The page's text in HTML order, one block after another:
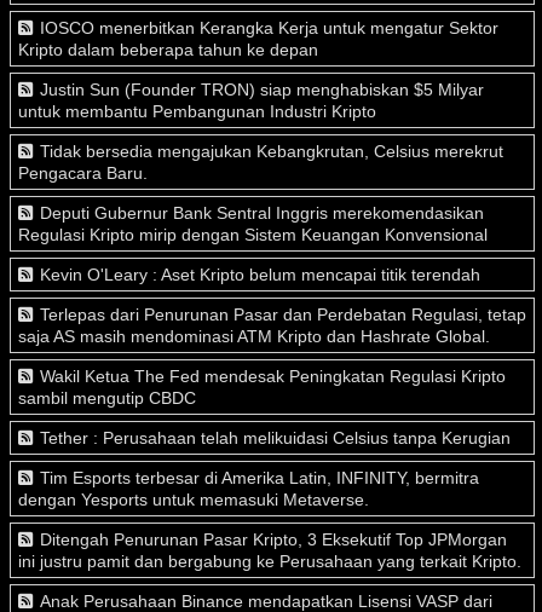
IOSCO menerbitkan Kerangka Kerja untuk mengatur Sektor
Kripto dalam beberapa tahun ke depan
Justin Sun (Founder TRON) siap menghabiskan $5 Milyar
untuk membantu Pembangunan Industri Kripto
Tidak bersedia mengajukan Kebangkrutan, Celsius merekrut
Pengacara Baru.
Deputi Gubernur Bank Sentral Inggris merekomendasikan
Regulasi Kripto mirip dengan Sistem Keuangan Konvensional
Kevin O'Leary : Aset Kripto belum mencapai titik terendah
Terlepas dari Penurunan Pasar dan Perdebatan Regulasi, tetap
saja AS masih mendominasi ATM Kripto dan Hashrate Global.
Wakil Ketua The Fed mendesak Peningkatan Regulasi Kripto
sambil mengutip CBDC
Tether : Perusahaan telah melikuidasi Celsius tanpa Kerugian
Tim Esports terbesar di Amerika Latin, INFINITY, bermitra
dengan Yesports untuk memasuki Metaverse.
Ditengah Penurunan Pasar Kripto, 3 Eksekutif Top JPMorgan
ini justru pamit dan bergabung ke Perusahaan yang terkait Kripto.
Anak Perusahaan Binance mendapatkan Lisensi VASP dari